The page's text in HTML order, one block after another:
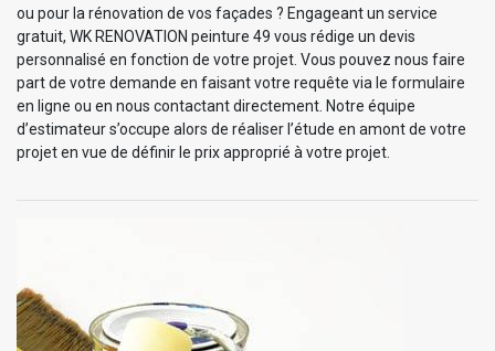
ou pour la rénovation de vos façades ? Engageant un service
gratuit, WK RENOVATION peinture 49 vous rédige un devis
personnalisé en fonction de votre projet. Vous pouvez nous faire
part de votre demande en faisant votre requête via le formulaire
en ligne ou en nous contactant directement. Notre équipe
d’estimateur s’occupe alors de réaliser l’étude en amont de votre
projet en vue de définir le prix approprié à votre projet.